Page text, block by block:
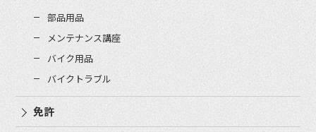
部品用品
メンテナンス講座
バイク用品
バイクトラブル
免許